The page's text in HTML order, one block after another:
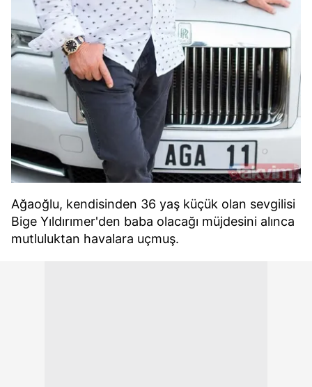
Ağaoğlu, kendisinden 36 yaş küçük olan sevgilisi
Bige Yıldırımer'den baba olacağı müjdesini alınca
mutluluktan havalara uçmuş.